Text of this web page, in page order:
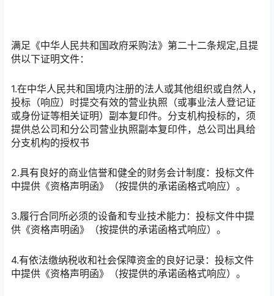
满足《中华人民共和国政府采购法》第二十二条规定,且提
供以下证明文件：
1.在中华人民共和国境内注册的法人或其他组织或自然人，
投标（响应）时提交有效的营业执照（或事业法人登记证
或身份证等相关证明）副本复印件。分支机构投标的，须
提供总公司和分公司营业执照副本复印件，总公司出具给
分支机构的授权书
2.具有良好的商业信誉和健全的财务会计制度：投标文件
中提供《资格声明函》（按提供的承诺函格式响应）。
3.履行合同所必须的设备和专业技术能力：投标文件中提
供《资格声明函》（按提供的承诺函格式响应）。
4.有依法缴纳税收和社会保障资金的良好记录：投标文件
中提供《资格声明函》（按提供的承诺函格式响应）。